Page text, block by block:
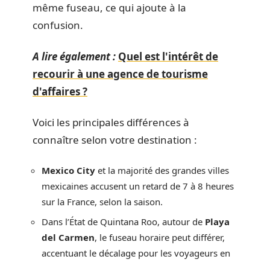
même fuseau, ce qui ajoute à la
confusion.
A lire également : Quel est l'intérêt de
recourir à une agence de tourisme
d'affaires ?
Voici les principales différences à
connaître selon votre destination :
Mexico City et la majorité des grandes villes
mexicaines accusent un retard de 7 à 8 heures
sur la France, selon la saison.
Dans l’État de Quintana Roo, autour de Playa
del Carmen, le fuseau horaire peut différer,
accentuant le décalage pour les voyageurs en